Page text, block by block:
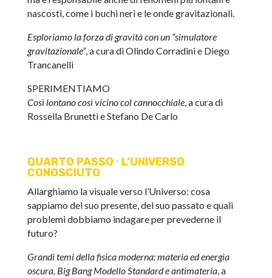
nascosti, come i buchi neri e le onde gravitazionali.
Esploriamo la forza di gravità con un “simulatore
gravitazionale”, a cura di Olindo Corradini e Diego
Trancanelli
SPERIMENTIAMO
Così lontano così vicino col cannocchiale, a cura di
Rossella Brunetti e Stefano De Carlo
QUARTO PASSO ∙ L’UNIVERSO
CONOSCIUTO
Allarghiamo la visuale verso l’Universo: cosa
sappiamo del suo presente, del suo passato e quali
problemi dobbiamo indagare per prevederne il
futuro?
Grandi temi della fisica moderna: materia ed energia
oscura, Big Bang Modello Standard e antimateria, a